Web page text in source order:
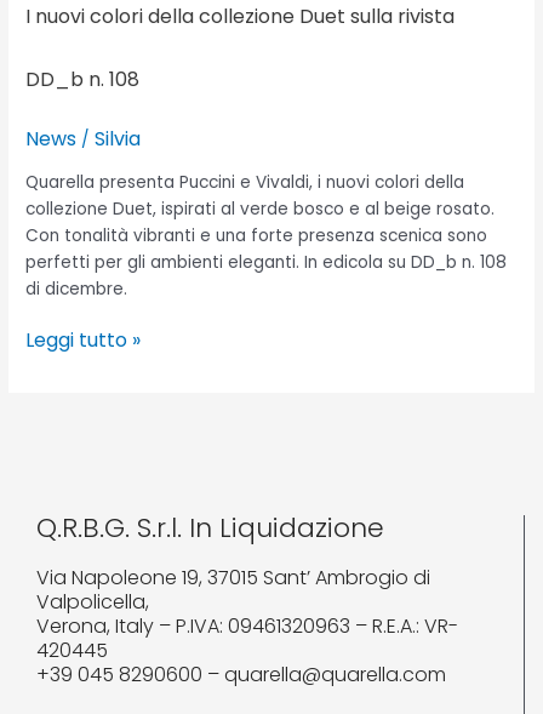
I nuovi colori della collezione Duet sulla rivista
DD_b n. 108
News /Silvia
Quarella presenta Puccini e Vivaldi, i nuovi colori della
collezione Duet, ispirati al verde bosco e al beige rosato.
Con tonalità vibranti e una forte presenza scenica sono
perfetti per gli ambienti eleganti. In edicola su DD_b n. 108
di dicembre.
Leggi tutto »
Q.R.B.G. S.r.l. In Liquidazione
Via Napoleone 19, 37015 Sant’ Ambrogio di
Valpolicella,
Verona, Italy – P.IVA: 09461320963 – R.E.A.: VR-
420445
+39 045 8290600 – quarella@quarella.com